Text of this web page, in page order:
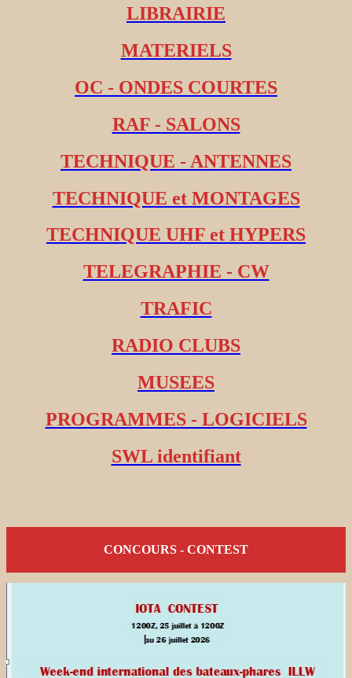
LIBRAIRIE
MATERIELS
OC - ONDES COURTES
RAF - SALONS
TECHNIQUE - ANTENNES
TECHNIQUE et MONTAGES
TECHNIQUE UHF et HYPERS
TELEGRAPHIE - CW
TRAFIC
RADIO CLUBS
MUSEES
PROGRAMMES - LOGICIELS
SWL identifiant
CONCOURS - CONTEST